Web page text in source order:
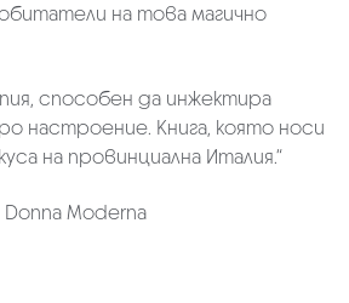
на това магично
способен да инжектира
настроение. Книга, която носи
на провинциална Италия.“
Moderna